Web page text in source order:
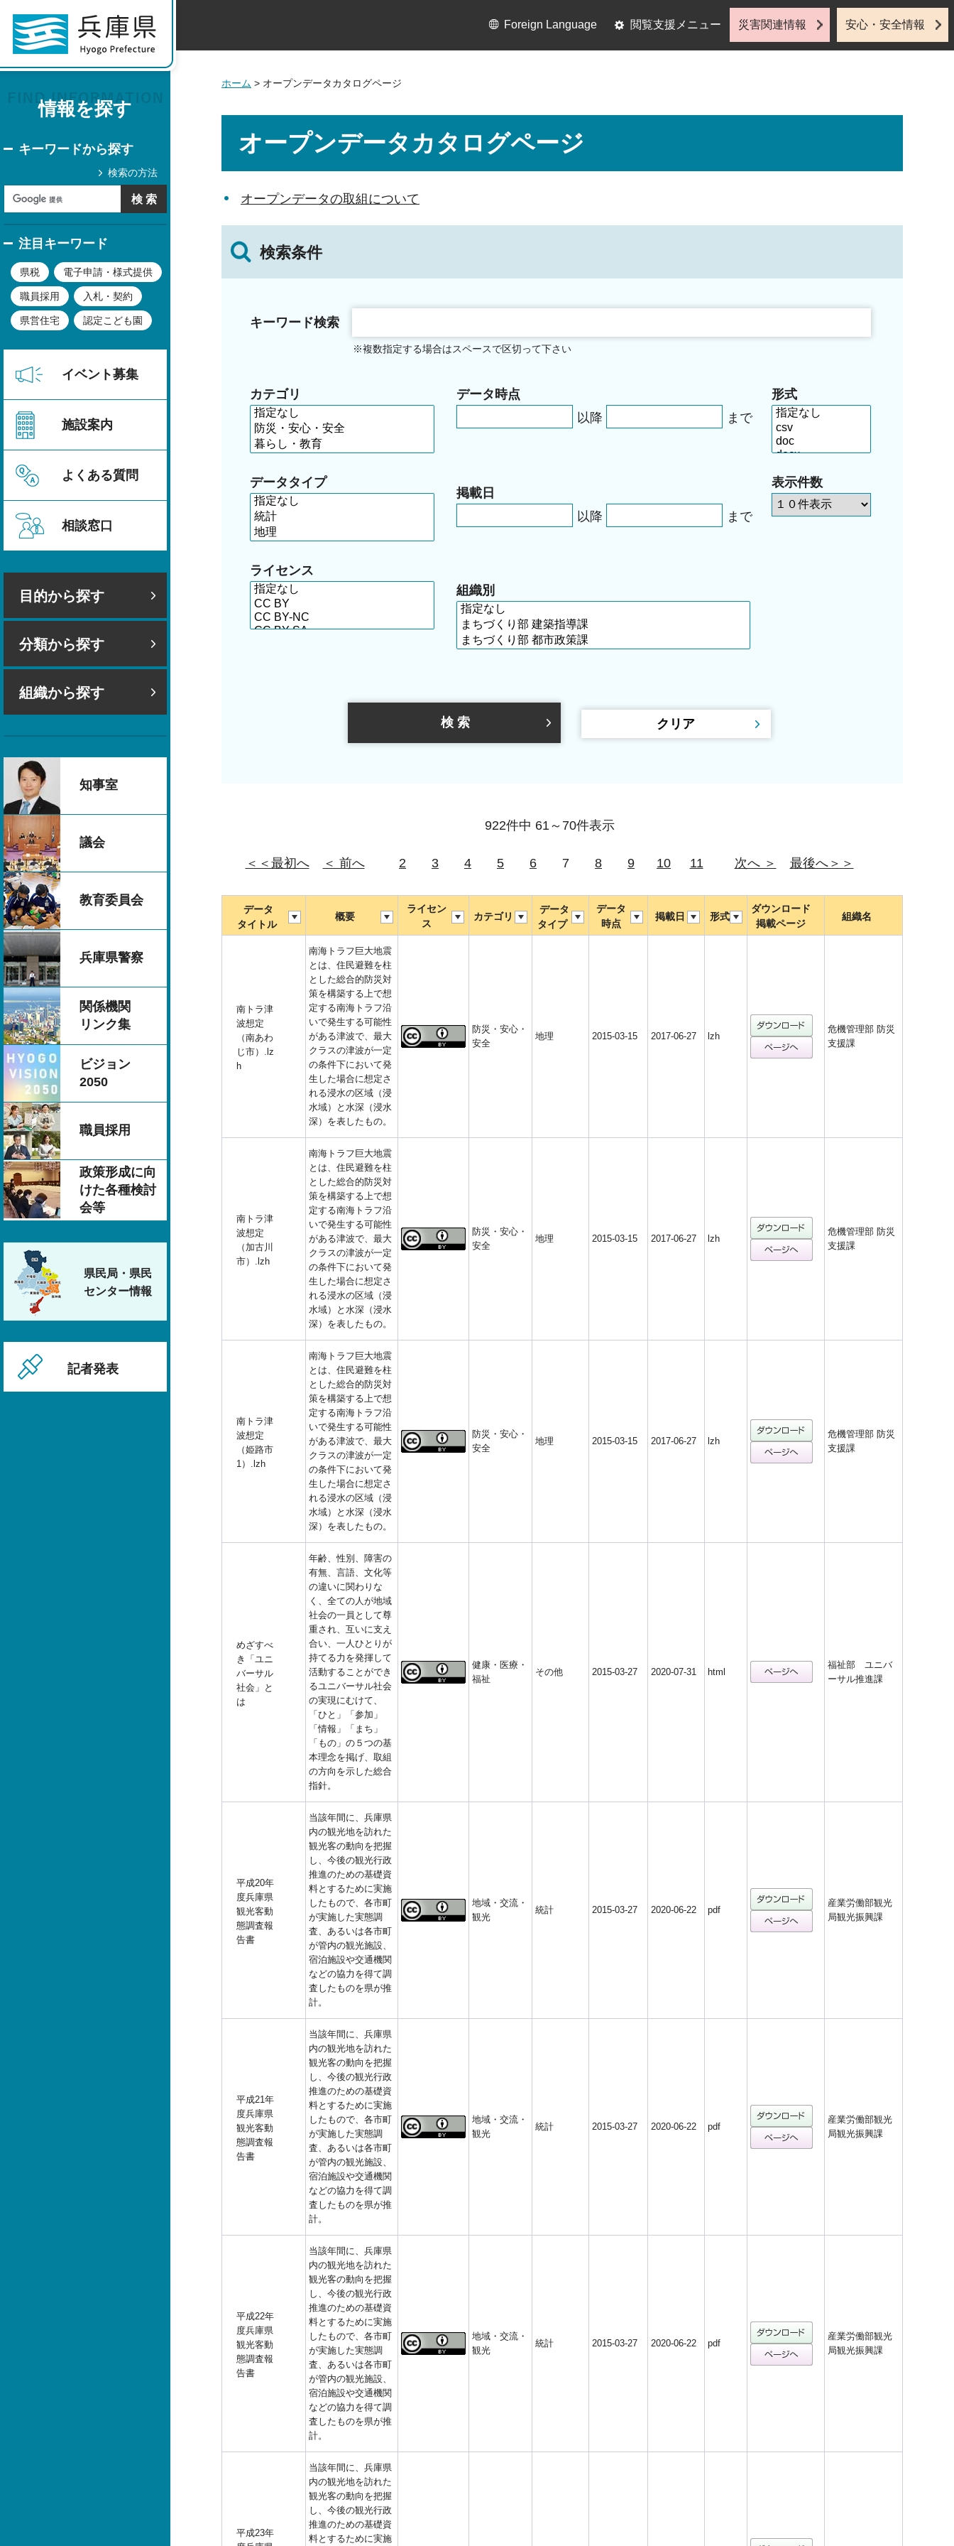
情報を探す
キーワードから探す
検索の方法
注目キーワード
県税 電子申請・様式提供
職員採用 入札・契約
県営住宅 認定こども園
イベント募集
施設案内
よくある質問
相談窓口
目的から探す
分類から探す
組織から探す
知事室
議会
教育委員会
兵庫県警察
関係機関
リンク集
ビジョン
2050
職員採用
政策形成に向
けた各種検討
会等
県民局・県民
センター情報
記者発表
Foreign Language 閲覧支援メニュー 災害関連情報 安心・安全情報
ホーム > オープンデータカタログページ
オープンデータカタログページ
オープンデータの取組について
検索条件
キーワード検索
※複数指定する場合はスペースで区切って下さい
カテゴリ
データタイプ
ライセンス
データ時点
以降
まで
掲載日
以降
まで
形式
表示件数
組織別
922件中 61～70件表示
＜＜最初へ ＜ 前へ 2 3 4 5 6 7 8 9 10 11 次へ ＞ 最後へ＞＞
データ
タイトル
概要
ライセン
ス
カテゴリ
データ
タイプ
データ
時点
掲載日 形式
ダウンロード
掲載ページ
組織名
南トラ津
波想定
（南あわ
じ市）.lz
h
南海トラフ巨大地震
とは、住民避難を柱
とした総合的防災対
策を構築する上で想
定する南海トラフ沿
いで発生する可能性
がある津波で、最大
クラスの津波が一定
の条件下において発
生した場合に想定さ
れる浸水の区域（浸
水域）と水深（浸水
深）を表したもの。
防災・安心・
安全
地理 2015-03-15 2017-06-27 lzh
危機管理部 防災
支援課
南トラ津
波想定
（加古川
市）.lzh
南海トラフ巨大地震
とは、住民避難を柱
とした総合的防災対
策を構築する上で想
定する南海トラフ沿
いで発生する可能性
がある津波で、最大
クラスの津波が一定
の条件下において発
生した場合に想定さ
れる浸水の区域（浸
水域）と水深（浸水
深）を表したもの。
防災・安心・
安全
地理 2015-03-15 2017-06-27 lzh
危機管理部 防災
支援課
南トラ津
波想定
（姫路市
1）.lzh
南海トラフ巨大地震
とは、住民避難を柱
とした総合的防災対
策を構築する上で想
定する南海トラフ沿
いで発生する可能性
がある津波で、最大
クラスの津波が一定
の条件下において発
生した場合に想定さ
れる浸水の区域（浸
水域）と水深（浸水
深）を表したもの。
防災・安心・
安全
地理 2015-03-15 2017-06-27 lzh
危機管理部 防災
支援課
めざすべ
き「ユニ
バーサル
社会」と
は
年齢、性別、障害の
有無、言語、文化等
の違いに関わりな
く、全ての人が地域
社会の一員として尊
重され、互いに支え
合い、一人ひとりが
持てる力を発揮して
活動することができ
るユニバーサル社会
の実現にむけて、
「ひと」「参加」
「情報」「まち」
「もの」の５つの基
本理念を掲げ、取組
の方向を示した総合
指針。
健康・医療・
福祉
その他 2015-03-27 2020-07-31 html
福祉部 ユニバ
ーサル推進課
平成20年
度兵庫県
観光客動
態調査報
告書
当該年間に、兵庫県
内の観光地を訪れた
観光客の動向を把握
し、今後の観光行政
推進のための基礎資
料とするために実施
したもので、各市町
が実施した実態調
査、あるいは各市町
が管内の観光施設、
宿泊施設や交通機関
などの協力を得て調
査したものを県が推
計。
地域・交流・
観光
統計 2015-03-27 2020-06-22 pdf
産業労働部観光
局観光振興課
平成21年
度兵庫県
観光客動
態調査報
告書
当該年間に、兵庫県
内の観光地を訪れた
観光客の動向を把握
し、今後の観光行政
推進のための基礎資
料とするために実施
したもので、各市町
が実施した実態調
査、あるいは各市町
が管内の観光施設、
宿泊施設や交通機関
などの協力を得て調
査したものを県が推
計。
地域・交流・
観光
統計 2015-03-27 2020-06-22 pdf
産業労働部観光
局観光振興課
平成22年
度兵庫県
観光客動
態調査報
告書
当該年間に、兵庫県
内の観光地を訪れた
観光客の動向を把握
し、今後の観光行政
推進のための基礎資
料とするために実施
したもので、各市町
が実施した実態調
査、あるいは各市町
が管内の観光施設、
宿泊施設や交通機関
などの協力を得て調
査したものを県が推
計。
地域・交流・
観光
統計 2015-03-27 2020-06-22 pdf
産業労働部観光
局観光振興課
平成23年
当該年間に、兵庫県
内の観光地を訪れた
観光客の動向を把握
し、今後の観光行政
推進のための基礎資
料とするために実施